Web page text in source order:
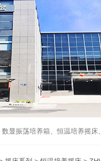
显振荡培养箱、恒温培养摇